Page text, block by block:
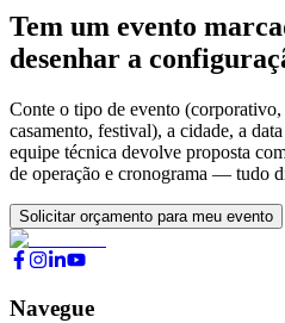
Tem um evento
desenhar a
Conte o tipo de evento
casamento, festival), a cidade, a
equipe técnica devolve proposta
de operação e cronograma — tudo
Solicitar orçamento para meu evento
Navegue